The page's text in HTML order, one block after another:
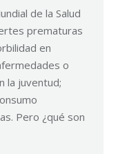
de la Salud
prematuras
en
o
la juventud;
Pero ¿qué son